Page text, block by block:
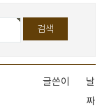
글쓴이
날
짜